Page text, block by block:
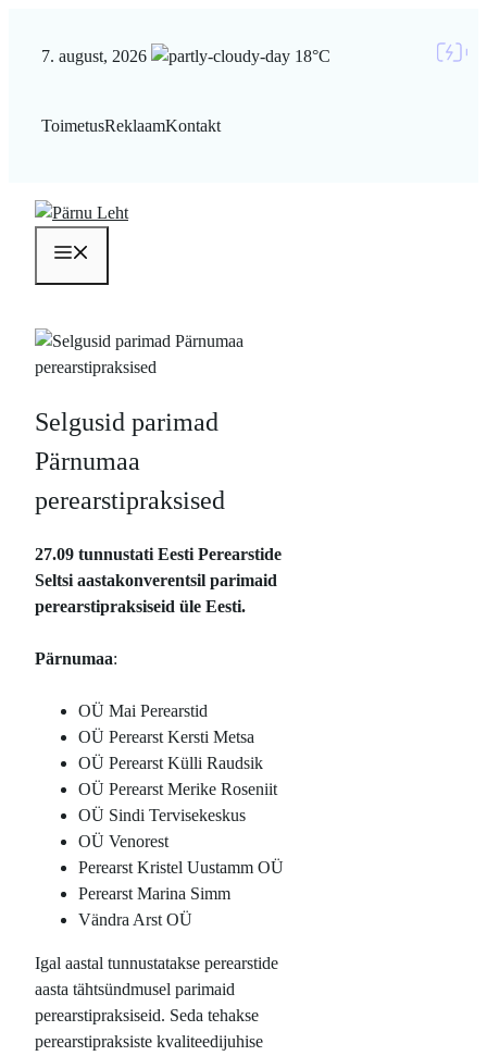
7. august, 2026 18°C
ToimetusReklaamKontakt
Selgusid parimad
Pärnumaa
perearstipraksised
27.09 tunnustati Eesti Perearstide
Seltsi aastakonverentsil parimaid
perearstipraksiseid üle Eesti.
Pärnumaa:
OÜ Mai Perearstid
OÜ Perearst Kersti Metsa
OÜ Perearst Külli Raudsik
OÜ Perearst Merike Roseniit
OÜ Sindi Tervisekeskus
OÜ Venorest
Perearst Kristel Uustamm OÜ
Perearst Marina Simm
Vändra Arst OÜ
Igal aastal tunnustatakse perearstide
aasta tähtsündmusel parimaid
perearstipraksiseid. Seda tehakse
perearstipraksiste kvaliteedijuhise